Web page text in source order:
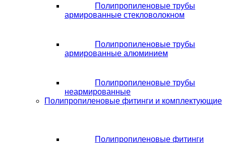
Полипропиленовые трубы
армированные стекловолокном
Полипропиленовые трубы
армированные алюминием
Полипропиленовые трубы
неармированные
Полипропиленовые фитинги и комплектующие
Полипропиленовые фитинги